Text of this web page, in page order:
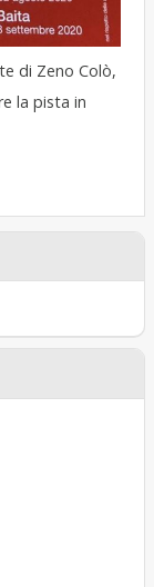
di Zeno Colò,
la pista in